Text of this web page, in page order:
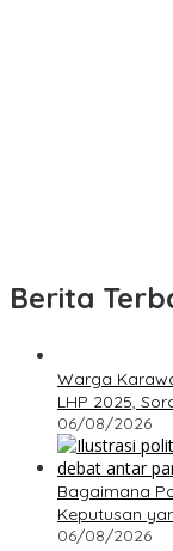
Berita
Warga
LHP 2025,
06/08/2026
Bagaimana
Keputusan
06/08/2026